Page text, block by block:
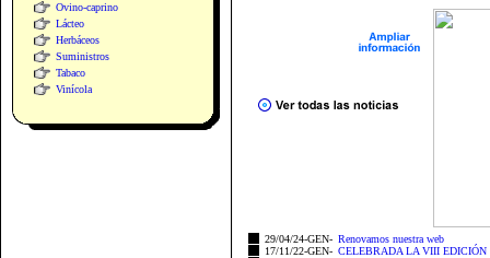
Ovino-caprino
Lácteo
Herbáceos
Suministros
Tabaco
Vinícola
29/04/24-GEN- Renovamos nuestra web
17/11/22-GEN- CELEBRADA LA VIII EDICIÓN